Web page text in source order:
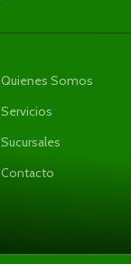
Quienes Somos
Servicios
Sucursales
Contacto